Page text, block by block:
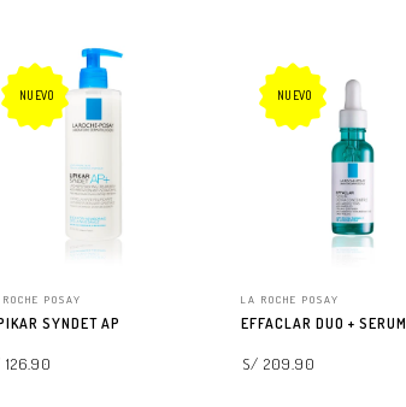
NUEVO
POSAY
SYNDET AP
126.90
NUEVO
LA ROCHE POSAY
EFFACLAR DUO + SERUM
S/ 209.90